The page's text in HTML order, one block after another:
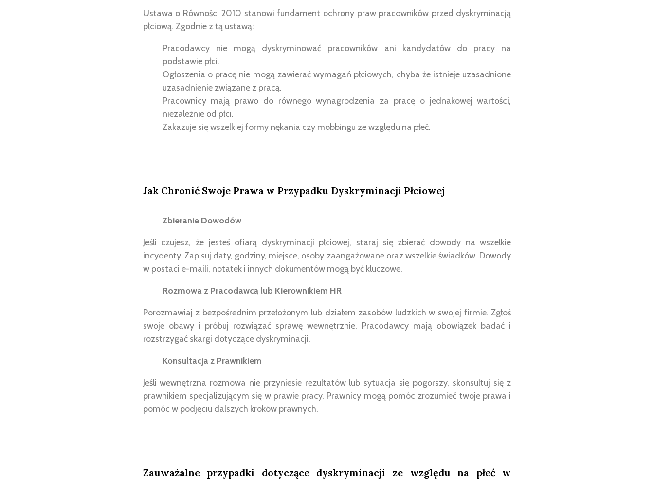
Ustawa o Równości 2010 stanowi fundament ochrony praw pracowników przed dyskryminacją
płciową. Zgodnie z tą ustawą:
Pracodawcy nie mogą dyskryminować pracowników ani kandydatów do pracy na
podstawie płci.
Ogłoszenia o pracę nie mogą zawierać wymagań płciowych, chyba że istnieje uzasadnione
uzasadnienie związane z pracą.
Pracownicy mają prawo do równego wynagrodzenia za pracę o jednakowej wartości,
niezależnie od płci.
Zakazuje się wszelkiej formy nękania czy mobbingu ze względu na płeć.
Jak Chronić Swoje Prawa w Przypadku Dyskryminacji Płciowej
Zbieranie Dowodów
Jeśli czujesz, że jesteś ofiarą dyskryminacji płciowej, staraj się zbierać dowody na wszelkie
incydenty. Zapisuj daty, godziny, miejsce, osoby zaangażowane oraz wszelkie świadków. Dowody
w postaci e-maili, notatek i innych dokumentów mogą być kluczowe.
Rozmowa z Pracodawcą lub Kierownikiem HR
Porozmawiaj z bezpośrednim przełożonym lub działem zasobów ludzkich w swojej firmie. Zgłoś
swoje obawy i próbuj rozwiązać sprawę wewnętrznie. Pracodawcy mają obowiązek badać i
rozstrzygać skargi dotyczące dyskryminacji.
Konsultacja z Prawnikiem
Jeśli wewnętrzna rozmowa nie przyniesie rezultatów lub sytuacja się pogorszy, skonsultuj się z
prawnikiem specjalizującym się w prawie pracy. Prawnicy mogą pomóc zrozumieć twoje prawa i
pomóc w podjęciu dalszych kroków prawnych.
Zauważalne przypadki dotyczące dyskryminacji ze względu na płeć w